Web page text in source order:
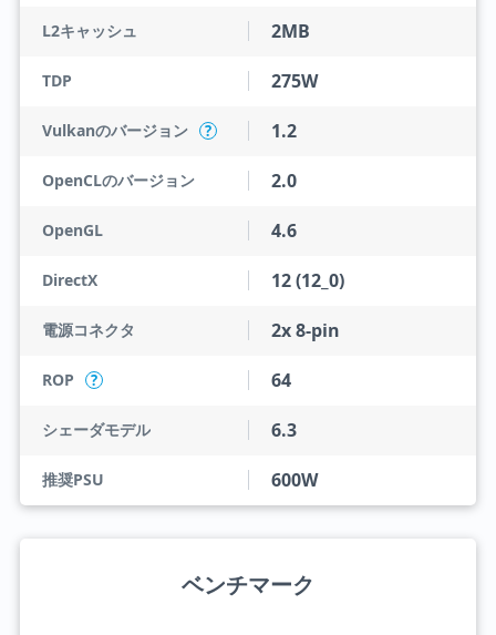
L2キャッシュ 2MB
TDP 275W
Vulkanのバージョン ? 1.2
OpenCLのバージョン 2.0
OpenGL 4.6
DirectX 12 (12_0)
電源コネクタ 2x 8-pin
ROP ? 64
シェーダモデル 6.3
推奨PSU 600W
ベンチマーク